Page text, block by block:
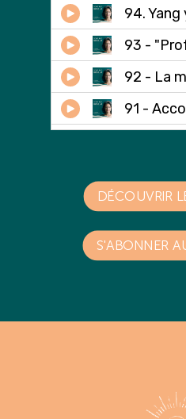
DÉCOUVRIR
S'ABONNER